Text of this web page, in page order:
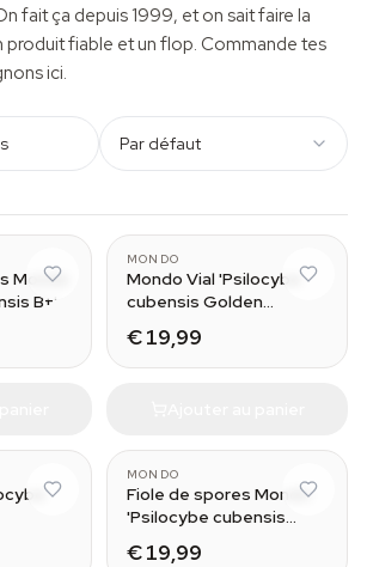
fait ça depuis 1999, et on sait faire la
produit fiable et un flop. Commande tes
ici.
Par défaut
Mondo
B+'
MONDO
Mondo Vial 'Psilocybe
cubensis Golden
€ 19,99
MONDO
Fiole de spores Mondo
'Psilocybe cubensis
€ 19,99